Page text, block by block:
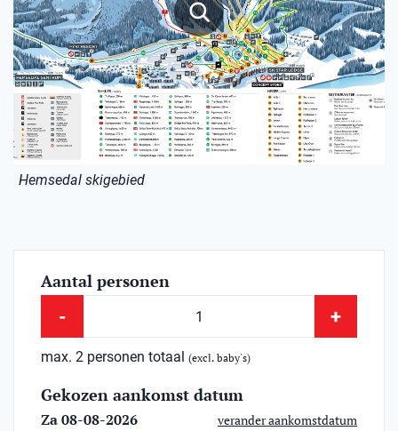
Hemsedal skigebied
Aantal personen
- +
max. 2 personen totaal (excl. baby's)
Gekozen aankomst datum
Za 08-08-2026 verander aankomstdatum